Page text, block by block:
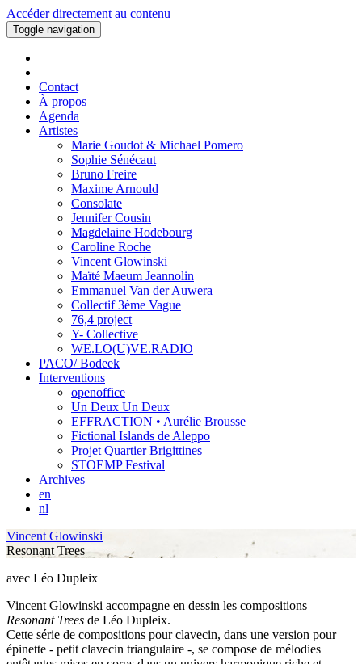
Accéder directement au contenu
Toggle navigation
Contact
À propos
Agenda
Artistes
Marie Goudot & Michael Pomero
Sophie Sénécaut
Bruno Freire
Maxime Arnould
Consolate
Jennifer Cousin
Magdelaine Hodebourg
Caroline Roche
Vincent Glowinski
Maïté Maeum Jeannolin
Emmanuel Van der Auwera
Collectif 3ème Vague
76,4 project
Y- Collective
WE.LO(U)VE.RADIO
PACO/ Bodeek
Interventions
openoffice
Un Deux Un Deux
EFFRACTION • Aurélie Brousse
Fictional Islands de Aleppo
Projet Quartier Brigittines
STOEMP Festival
Archives
en
nl
Vincent Glowinski
Resonant Trees
avec Léo Dupleix
Vincent Glowinski accompagne en dessin les compositions
Resonant Trees de Léo Dupleix.
Cette série de compositions pour clavecin, dans une version pour
épinette - petit clavecin triangulaire -, se compose de mélodies